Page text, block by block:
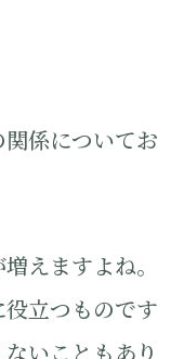
係についてお
えますよね。
立つものです
いこともあり